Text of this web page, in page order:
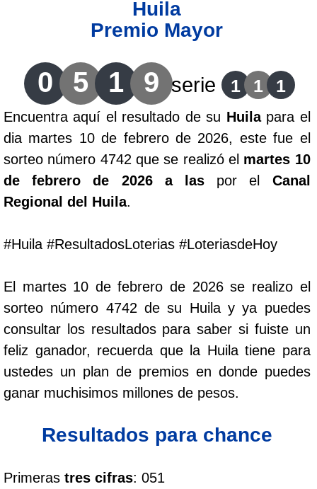
Lotería de Santander
Lotería del Cauca
Lotería de Boyaca
Extra de Colombia
Antioqueñita Día
Astro Luna
Cafeterito Tarde
Cafeterito Noche
Caribeña Día
Caribeña Noche
Huila
Premio Mayor
0 5 1 9 serie 1 1 1
Encuentra aquí el resultado de su Huilapara el
dia martes 10 de febrero de 2026, este fue el
sorteo número 4742 que se realizó el martes 10
de febrero de 2026 a las por el Canal
Regional del Huila.
#Huila #ResultadosLoterias #LoteriasdeHoy
El martes 10 de febrero de 2026 se realizo el
sorteo número 4742 de su Huila y ya puedes
consultar los resultados para saber si fuiste un
feliz ganador, recuerda que la Huila tiene para
ustedes un plan de premios en donde puedes
ganar muchisimos millones de pesos.
Resultados para chance
Primeras tres cifras: 051